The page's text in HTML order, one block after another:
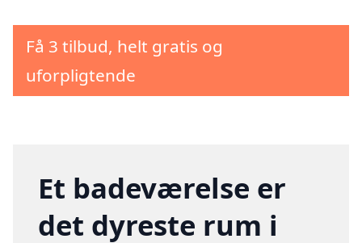
Få 3 tilbud, helt gratis og
uforpligtende
Et badeværelse er
det dyreste rum i